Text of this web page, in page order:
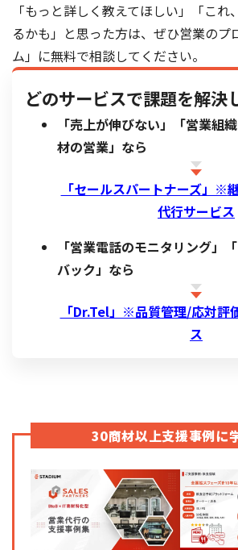
「もっと詳しく教えてほしい」「これ
るかも」と思った方は、ぜひ営業のプ
ム」に無料で相談してください。
どのサービスで課題を解決
「売上が伸びない」「営業組
材の営業」なら
「セールスパートナーズ」※
代行サービス
「営業電話のモニタリング」
バック」なら
「Dr.Tel」※品質管理/応対評
ス
30商材以上支援事例に